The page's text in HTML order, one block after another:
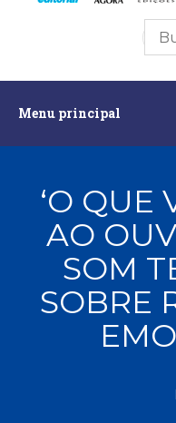
Menu principal
principalAssuntos
Administração,
RH
Astrologia
(27)
Atualidades,
PROMOÇÕES
‘O QUE
AO
SOM
SOBRE